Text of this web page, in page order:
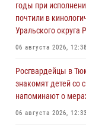
годы при
почтили в
Уральского округа
06 августа 2026, 12:38
Росгвардейцы в
знакомят детей со
напоминают о
06 августа 2026, 12:33